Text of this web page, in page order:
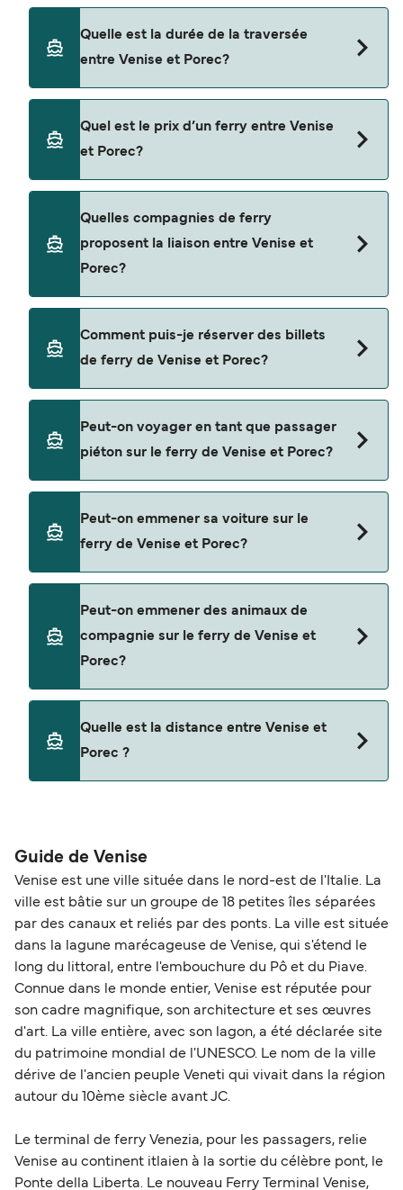
Quelle est la durée de la traversée
entre Venise et Porec?
d'environ 3 heures 15 minutes. La durée des
vous conseillons donc de vérifier ce qu'il en est,
Quel est le prix d’un ferry entre Venise
et Porec?
de Venise à Porec est de $377. Prix hors frais de
réservation.
Quelles compagnies de ferry
proposent la liaison entre Venise et
Porec?
Comment puis-je réserver des billets
de ferry de Venise et Porec?
utilisant notre moteur de recherche et consultez
notre page d'offres pour consulter les dernières
promotions disponibles.
Peut-on voyager en tant que passager
piéton sur le ferry de Venise et Porec?
piéton de Venise à Porec avec
Peut-on emmener sa voiture sur le
ferry de Venise et Porec?
ferry entre Venise et Porec.
Peut-on emmener des animaux de
compagnie sur le ferry de Venise et
Porec?
pas autorisés à bord pour les traversées entre
Quelle est la distance entre Venise et
Porec ?
Guide de Venise
Venise est une ville située dans le nord-est de l'Italie. La
ville est bâtie sur un groupe de 18 petites îles séparées
par des canaux et reliés par des ponts. La ville est située
dans la lagune marécageuse de Venise, qui s'étend le
long du littoral, entre l'embouchure du Pô et du Piave.
Connue dans le monde entier, Venise est réputée pour
son cadre magnifique, son architecture et ses œuvres
d'art. La ville entière, avec son lagon, a été déclarée site
du patrimoine mondial de l'UNESCO. Le nom de la ville
dérive de l'ancien peuple Veneti qui vivait dans la région
autour du 10ème siècle avant JC.
Le terminal de ferry Venezia, pour les passagers, relie
Venise au continent itlaien à la sortie du célèbre pont, le
Ponte della Liberta. Le nouveau Ferry Terminal Venise,